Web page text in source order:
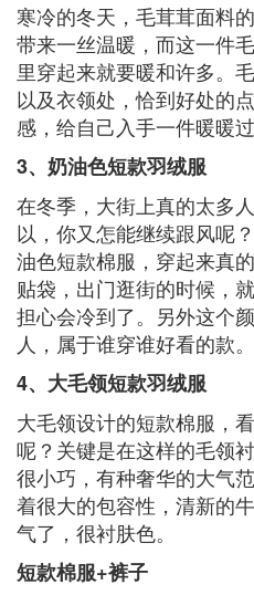
寒冷的冬天，毛茸茸面料
带来一丝温暖，而这一件
里穿起来就要暖和许多。
以及衣领处，恰到好处的
感，给自己入手一件暖暖
3、奶油色短款羽绒服
在冬季，大街上真的太多
以，你又怎能继续跟风呢
油色短款棉服，穿起来真
贴袋，出门逛街的时候，
担心会冷到了。另外这个
人，属于谁穿谁好看的款。
4、大毛领短款羽绒服
大毛领设计的短款棉服，
呢？关键是在这样的毛领
很小巧，有种奢华的大气
着很大的包容性，清新的
气了，很衬肤色。
短款棉服+裤子